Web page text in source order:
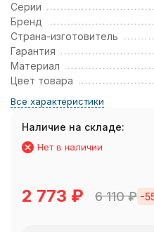
Серии
Бренд
Страна-изготовитель
Гарантия
Материал
Цвет товара
Все характеристики
Наличие на складе:
Нет в наличии
2 773 ₽ 6 110₽ -